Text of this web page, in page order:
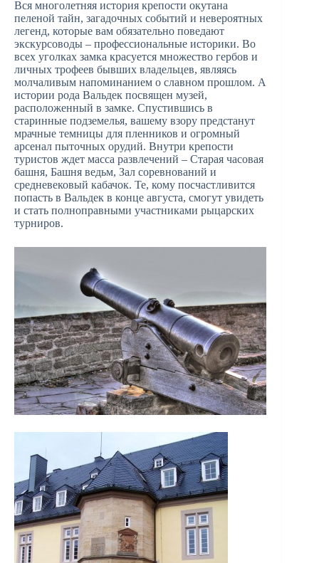
Вся многолетняя история крепости окутана
пеленой тайн, загадочных событий и невероятных
легенд, которые вам обязательно поведают
экскурсоводы – профессиональные историки. Во
всех уголках замка красуется множество гербов и
личных трофеев бывших владельцев, являясь
молчаливым напоминанием о славном прошлом. А
истории рода Вальдек посвящен музей,
расположенный в замке. Спустившись в
старинные подземелья, вашему взору предстанут
мрачные темницы для пленников и огромный
арсенал пыточных орудий. Внутри крепости
туристов ждет масса развлечений – Старая часовая
башня, Башня ведьм, Зал соревнований и
средневековый кабачок. Те, кому посчастливится
попасть в Вальдек в конце августа, смогут увидеть
и стать полноправными участниками рыцарских
турниров.